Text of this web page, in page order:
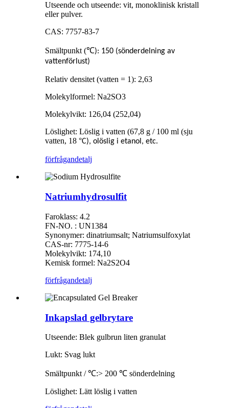
Utseende och utseende: vit, monoklinisk kristall
eller pulver.
CAS: 7757-83-7
Smältpunkt (℃): 150 (sönderdelning av
vattenförlust)
Relativ densitet (vatten = 1): 2,63
Molekylformel: Na2SO3
Molekylvikt: 126,04 (252,04)
Löslighet: Löslig i vatten (67,8 g / 100 ml (sju
vatten, 18 °C), olöslig i etanol, etc.
förfrågandetalj
Natriumhydrosulfit
Faroklass: 4.2
FN-NO. : UN1384
Synonymer: dinatriumsalt; Natriumsulfoxylat
CAS-nr: 7775-14-6
Molekylvikt: 174,10
Kemisk formel: Na2S2O4
förfrågandetalj
Inkapslad gelbrytare
Utseende: Blek gulbrun liten granulat
Lukt: Svag lukt
Smältpunkt / ℃:> 200 ℃ sönderdelning
Löslighet: Lätt löslig i vatten